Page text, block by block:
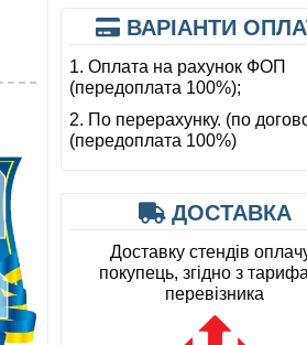
ВАРІАНТИ
1. Оплата на рахунок ФОП
(передоплата 100%);
2. По перерахунку. (по
(передоплата 100%)
ДОСТАВКА
Доставку стендів
покупець, згідно з
перевізника